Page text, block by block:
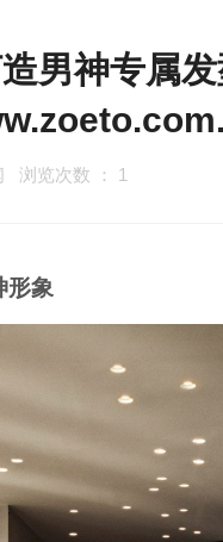
男神专属
浏览次数 ： 1
形象